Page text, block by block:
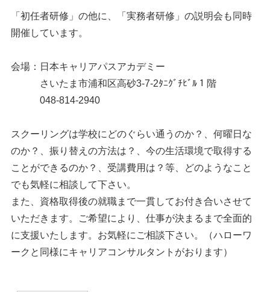
「初任者研修」の他に、「実務者研修」の説明会も同時
開催しています。
会場：日本キャリアパスアカデミー
さいたま市浦和区高砂3-7-2ﾀﾆｸﾞﾁﾋﾞﾙ１階
048-814-2940
スクーリングは学校にどのぐらい通うのか？、何曜日な
のか？、振り替えの方法は？、今の生活環境で取得する
ことができるのか？、受講費用は？等、どのようなこと
でも気軽に相談して下さい。
また、資格取得後の就職まで一貫してお付き合いさせて
いただきます。ご希望により、仕事が決まるまで全面的
に支援いたします。お気軽にご相談下さい。（ハローワ
ークと同様にキャリアコンサルタントがおります）